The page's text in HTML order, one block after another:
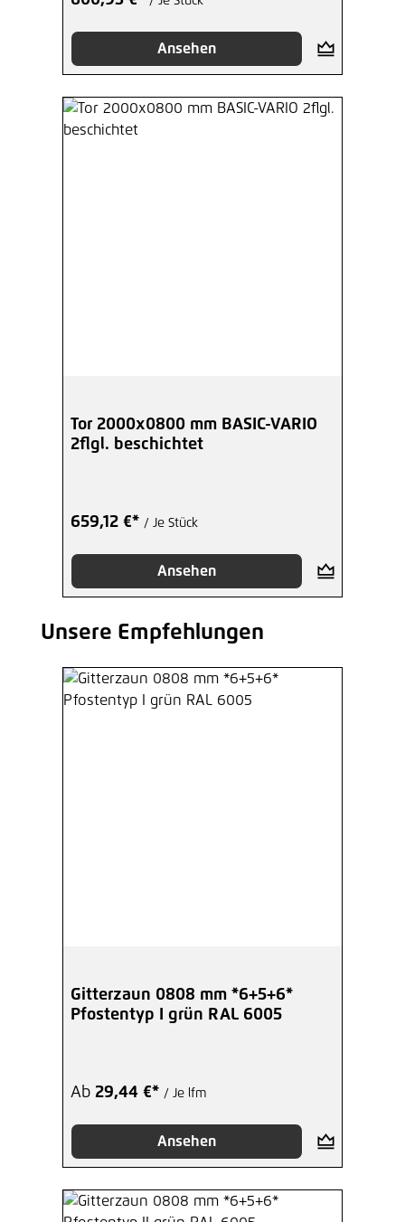
Ansehen
Tor 2000x0800 mm BASIC-VARIO
2flgl. beschichtet
659,12 €* / Je Stück
Ansehen
Produktgalerie überspringen
Unsere Empfehlungen
Gitterzaun 0808 mm *6+5+6*
Pfostentyp I grün RAL 6005
Ab 29,44 €* / Je lfm
Ansehen